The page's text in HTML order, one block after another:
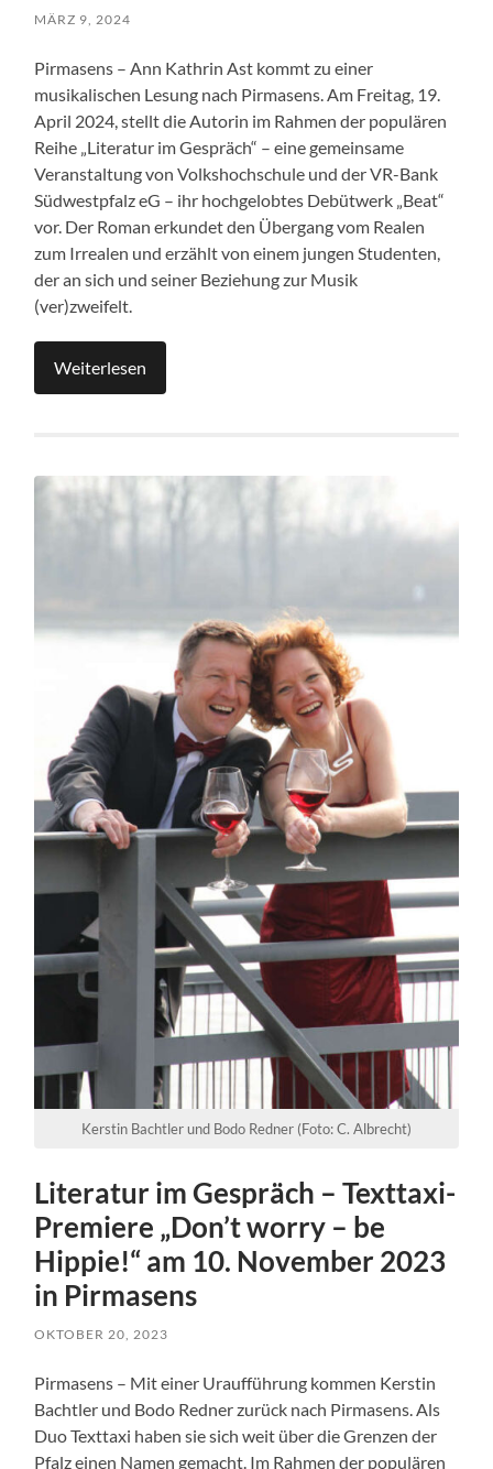
MÄRZ 9, 2024
Pirmasens – Ann Kathrin Ast kommt zu einer
musikalischen Lesung nach Pirmasens. Am Freitag, 19.
April 2024, stellt die Autorin im Rahmen der populären
Reihe „Literatur im Gespräch“ – eine gemeinsame
Veranstaltung von Volkshochschule und der VR-Bank
Südwestpfalz eG – ihr hochgelobtes Debütwerk „Beat“
vor. Der Roman erkundet den Übergang vom Realen
zum Irrealen und erzählt von einem jungen Studenten,
der an sich und seiner Beziehung zur Musik
(ver)zweifelt.
Weiterlesen
Kerstin Bachtler und Bodo Redner (Foto: C. Albrecht)
Literatur im Gespräch – Texttaxi-
Premiere „Don’t worry – be
Hippie!“ am 10. November 2023
in Pirmasens
OKTOBER 20, 2023
Pirmasens – Mit einer Uraufführung kommen Kerstin
Bachtler und Bodo Redner zurück nach Pirmasens. Als
Duo Texttaxi haben sie sich weit über die Grenzen der
Pfalz einen Namen gemacht. Im Rahmen der populären